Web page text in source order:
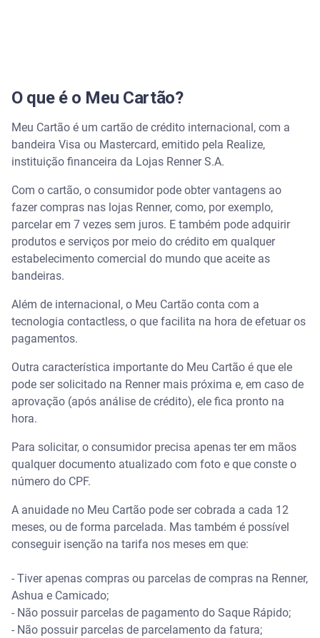
O que é o Meu Cartão?
Meu Cartão é um cartão de crédito internacional, com a
bandeira Visa ou Mastercard, emitido pela Realize,
instituição financeira da Lojas Renner S.A.
Com o cartão, o consumidor pode obter vantagens ao
fazer compras nas lojas Renner, como, por exemplo,
parcelar em 7 vezes sem juros. E também pode adquirir
produtos e serviços por meio do crédito em qualquer
estabelecimento comercial do mundo que aceite as
bandeiras.
Além de internacional, o Meu Cartão conta com a
tecnologia contactless, o que facilita na hora de efetuar os
pagamentos.
Outra característica importante do Meu Cartão é que ele
pode ser solicitado na Renner mais próxima e, em caso de
aprovação (após análise de crédito), ele fica pronto na
hora.
Para solicitar, o consumidor precisa apenas ter em mãos
qualquer documento atualizado com foto e que conste o
número do CPF.
A anuidade no Meu Cartão pode ser cobrada a cada 12
meses, ou de forma parcelada. Mas também é possível
conseguir isenção na tarifa nos meses em que:
- Tiver apenas compras ou parcelas de compras na Renner,
Ashua e Camicado;
- Não possuir parcelas de pagamento do Saque Rápido;
- Não possuir parcelas de parcelamento da fatura;